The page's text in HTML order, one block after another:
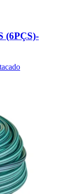
(6PÇS)-